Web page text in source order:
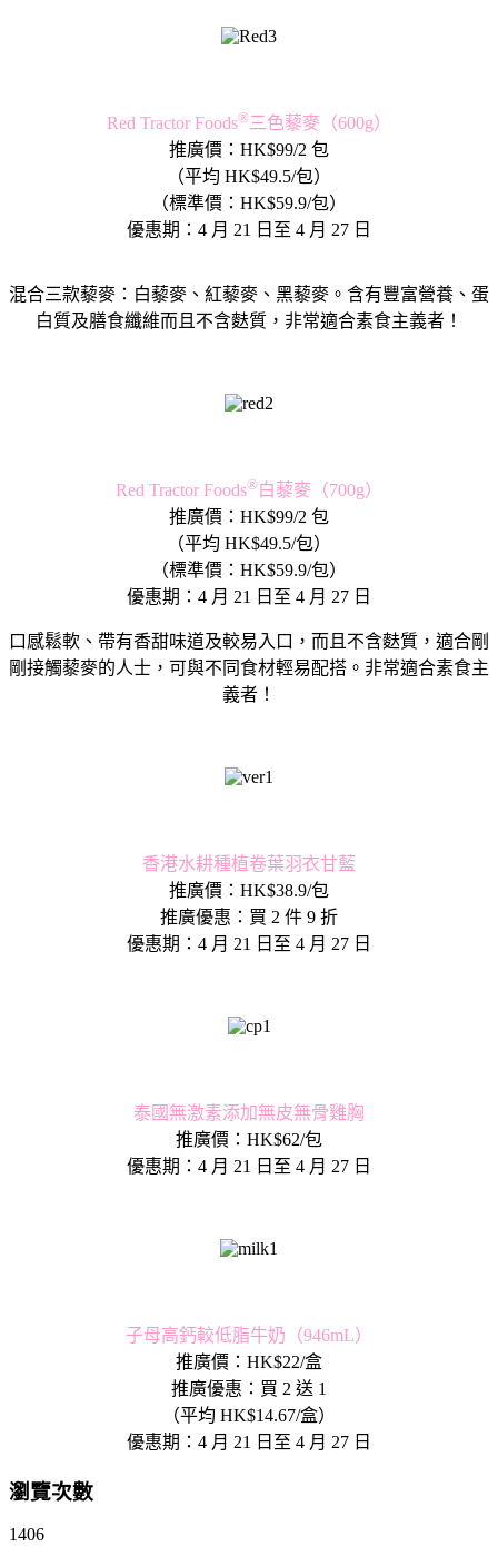
Red Tractor Foods®三色藜麥（600g）
推廣價：HK$99/2 包
（平均 HK$49.5/包）
（標準價：HK$59.9/包）
優惠期：4 月 21 日至 4 月 27 日
混合三款藜麥：白藜麥、紅藜麥、黑藜麥。含有豐富營養、蛋
白質及膳食纖維而且不含麩質，非常適合素食主義者！
Red Tractor Foods®白藜麥（700g）
推廣價：HK$99/2 包
（平均 HK$49.5/包）
（標準價：HK$59.9/包）
優惠期：4 月 21 日至 4 月 27 日
口感鬆軟、帶有香甜味道及較易入口，而且不含麩質，適合剛
剛接觸藜麥的人士，可與不同食材輕易配搭。非常適合素食主
義者！
香港水耕種植卷葉羽衣甘藍
推廣價：HK$38.9/包
推廣優惠：買 2 件 9 折
優惠期：4 月 21 日至 4 月 27 日
泰國無激素添加無皮無骨雞胸
推廣價：HK$62/包
優惠期：4 月 21 日至 4 月 27 日
子母高鈣較低脂牛奶（946mL）
推廣價：HK$22/盒
推廣優惠：買 2 送 1
（平均 HK$14.67/盒）
優惠期：4 月 21 日至 4 月 27 日
瀏覽次數
1406